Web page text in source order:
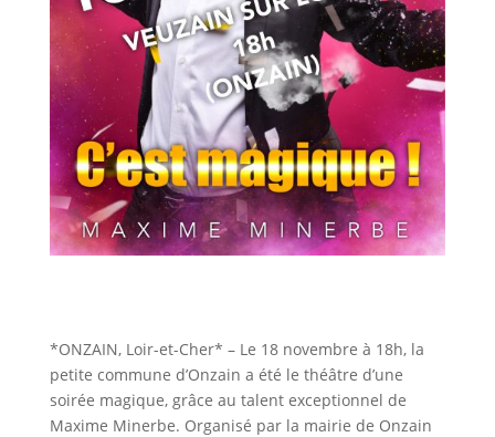
*ONZAIN, Loir-et-Cher* – Le 18 novembre à 18h, la
petite commune d’Onzain a été le théâtre d’une
soirée magique, grâce au talent exceptionnel de
Maxime Minerbe. Organisé par la mairie de Onzain